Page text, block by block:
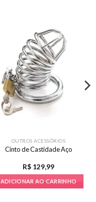
OUTROS ACESSÓRIOS
Cinto de Castidade Aço
R$ 129,99
ADICIONAR AO CARRINHO